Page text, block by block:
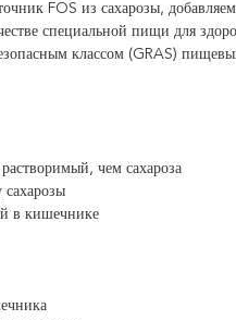
FOS из сахарозы,
специальной пищи для
классом (GRAS)
чем сахароза
сахарозы
в кишечнике